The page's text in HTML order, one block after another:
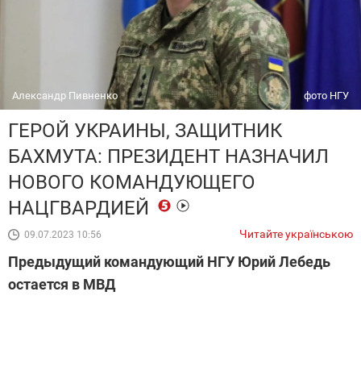
Александр Пивненко фото НГУ
ГЕРОЙ УКРАИНЫ, ЗАЩИТНИК
БАХМУТА: ПРЕЗИДЕНТ НАЗНАЧИЛ
НОВОГО КОМАНДУЮЩЕГО
НАЦГВАРДИЕЙ
09.07.2023 10:56 Читайте українською
Предыдущий командующий НГУ Юрий Лебедь
остается в МВД